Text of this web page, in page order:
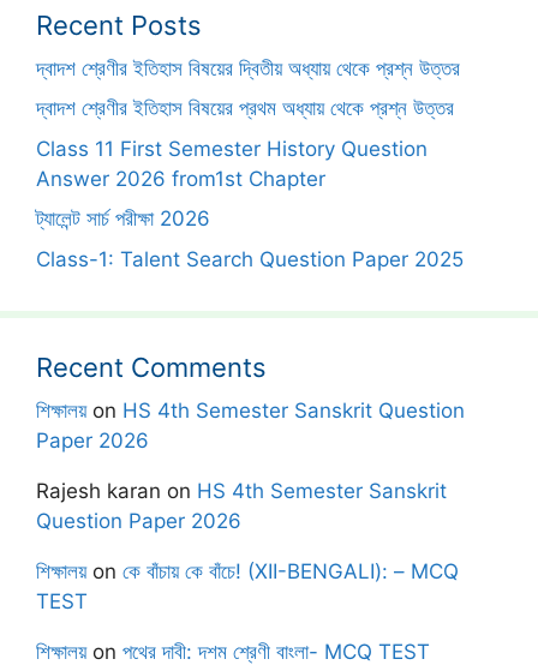
Recent Posts
দ্বাদশ শ্রেণীর ইতিহাস বিষয়ের দ্বিতীয় অধ্যায় থেকে প্রশ্ন উত্তর
দ্বাদশ শ্রেণীর ইতিহাস বিষয়ের প্রথম অধ্যায় থেকে প্রশ্ন উত্তর
Class 11 First Semester History Question
Answer 2026 from1st Chapter
ট্যালেন্ট সার্চ পরীক্ষা 2026
Class-1: Talent Search Question Paper 2025
Recent Comments
শিক্ষালয়on HS 4th Semester Sanskrit Question
Paper 2026
Rajesh karan on HS 4th Semester Sanskrit
Question Paper 2026
শিক্ষালয়on কে বাঁচায় কে বাঁচে! (XII-BENGALI): – MCQ
TEST
শিক্ষালয়on পথের দাবী: দশম শ্রেণী বাংলা- MCQ TEST